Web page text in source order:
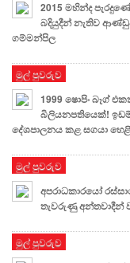
2015 මහින්ද
බදියුදීන් නැතිව
ගම්මන්පිල
මුල් පුවරුව
1999 ෂොපිං බෑග්
බිලියනපතියෙක්! ඉඩම්
දේශපාලනය කළ සගයා
මුල් පුවරුව
අපරාධකාරයෝ
තැවරුණු අන්තවාදීන්
මුල් පුවරුව